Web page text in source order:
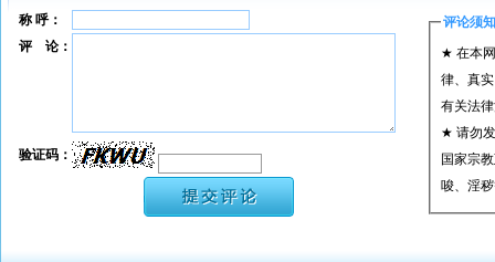
称 呼： 评论须知
★ 在本
律、真
有关法
★ 请勿
国家宗
唆、淫
★ 承担
评 论：
验证码：